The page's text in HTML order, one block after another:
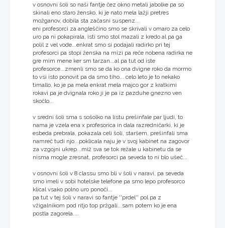
v osnovni šoli so naši fantje čez okno metali jabolke pa so
skinali eno staro žensko, ki je nato mela lažji pretres
možganov, dobila sta začasni suspenz...
eni profesorci za angleščino smo se skrivali v omaro za celo
uro pa ni pokapirala, isti smo stol mazali z kredo al pa ga
polil z vel vode...enkrat smo si podajali radirko pri tej
profesorci pa stopi ženska na mizi pa reče nobena radirka ne
gre mim mene ker sm tarzan...al pa tut od iste
profesorce...zmenli smo se da ko ona dvigne roko da mormo
to vsi isto ponovit pa da smo tiho... celo leto je to nekako
timallo, ko je pa mela enkrat mela majco gor z kratkimi
rokavi pa je dvignala roko ji je pa iz pazduhe gnezno ven
skočlo...
v sredni šoli sma s sošolko na listu prešinfale par ljudi, to
nama je vzela ena x profesorica in dala razredničarki, ki je
esbeda prebrala, pokazala celi šoli, staršem, prešinfali sma
namreč tudi njo...poklicala naju je v svoj kabinet na zagovor
za vzgojni ukrep...mi2 sva se tok režale u kabinetu da se
nisma mogle zresnat, profesorci pa seveda to ni blo ušeč...
v osnovni šoli v 8 classu smo bli v šoli v naravi, pa seveda
smo imeli v sobi hotelske telefone pa smo lepo profesorco
klical vsako polno uro ponoči...
pa tut v tej šoli v naravi so fantje ''prdel'' pol pa z
vžigalnikom pod ritjo top pržgali...sam potem ko je ena
postla zagorela....